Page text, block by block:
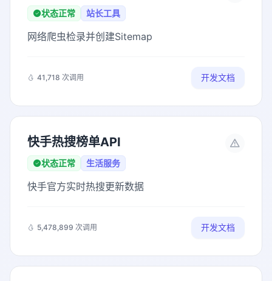
状态正常 站长工具
网络爬虫检录并创建Sitemap
41,718 次调用 开发文档
快手热搜榜单API
状态正常 生活服务
快手官方实时热搜更新数据
5,478,899 次调用 开发文档